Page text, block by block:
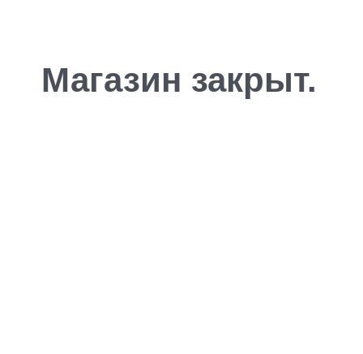
Магазин закрыт.